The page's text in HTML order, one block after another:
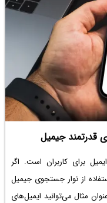
قدرتمند جیمیل
برای کاربران است. اگر
از نوار جستجوی جیمیل
مثال می‌توانید ایمیل‌های